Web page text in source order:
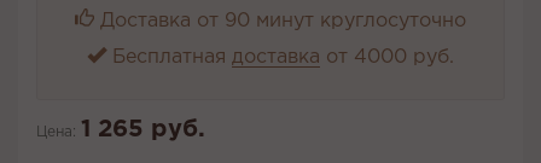
Доставка от 90 минут круглосуточно
Бесплатная доставка от 4000 руб.
Цена: 1 265 руб.